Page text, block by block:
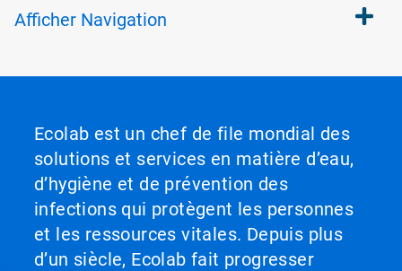
Afficher Navigation
Ecolab est un chef de file mondial des
solutions et services en matière d’eau,
d’hygiène et de prévention des
infections qui protègent les personnes
et les ressources vitales. Depuis plus
d’un siècle, Ecolab fait progresser